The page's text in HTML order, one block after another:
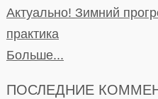
Актуально! Зимний
практика
Больше...
ПОСЛЕДНИЕ